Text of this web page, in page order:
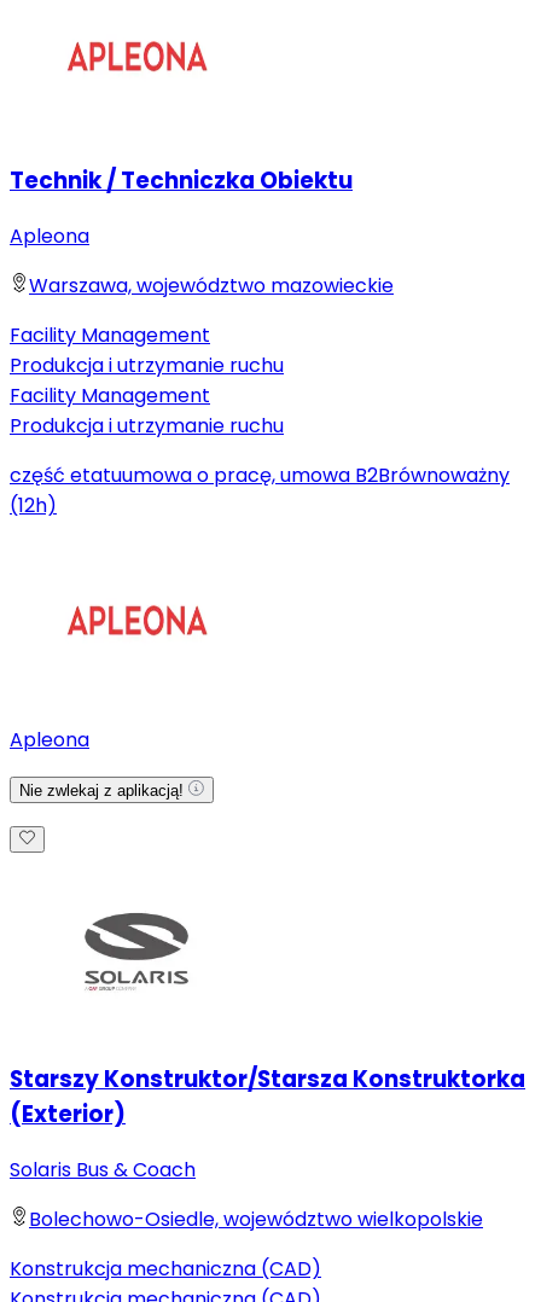
Technik / Techniczka Obiektu
Apleona
Warszawa, województwo mazowieckie
Facility Management
Produkcja i utrzymanie ruchu
Facility Management
Produkcja i utrzymanie ruchu
część etatuumowa o pracę, umowa B2Brównoważny
(12h)
Apleona
Nie zwlekaj z aplikacją!
Starszy Konstruktor/Starsza Konstruktorka
(Exterior)
Solaris Bus & Coach
Bolechowo-Osiedle, województwo wielkopolskie
Konstrukcja mechaniczna (CAD)